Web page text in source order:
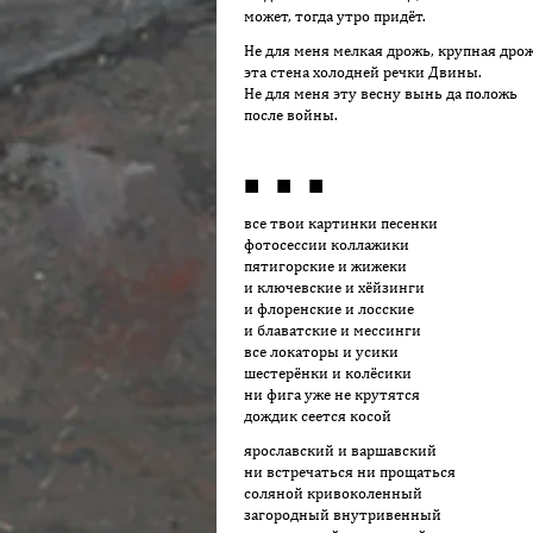
может, тогда утро придёт.
Не для меня мелкая дрожь, крупная
эта стена холодней речки Двины.
Не для меня эту весну вынь да положь
после войны.
■ ■ ■
все твои картинки песенки
фотосессии коллажики
пятигорские и жижеки
и ключевские и хёйзинги
и флоренские и лосские
и блаватские и мессинги
все локаторы и усики
шестерёнки и колёсики
ни фига уже не крутятся
дождик сеется косой
ярославский и варшавский
ни встречаться ни прощаться
соляной кривоколенный
загородный внутривенный